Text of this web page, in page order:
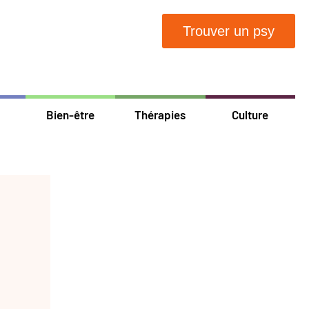
Trouver un psy
Bien-être Thérapies Culture